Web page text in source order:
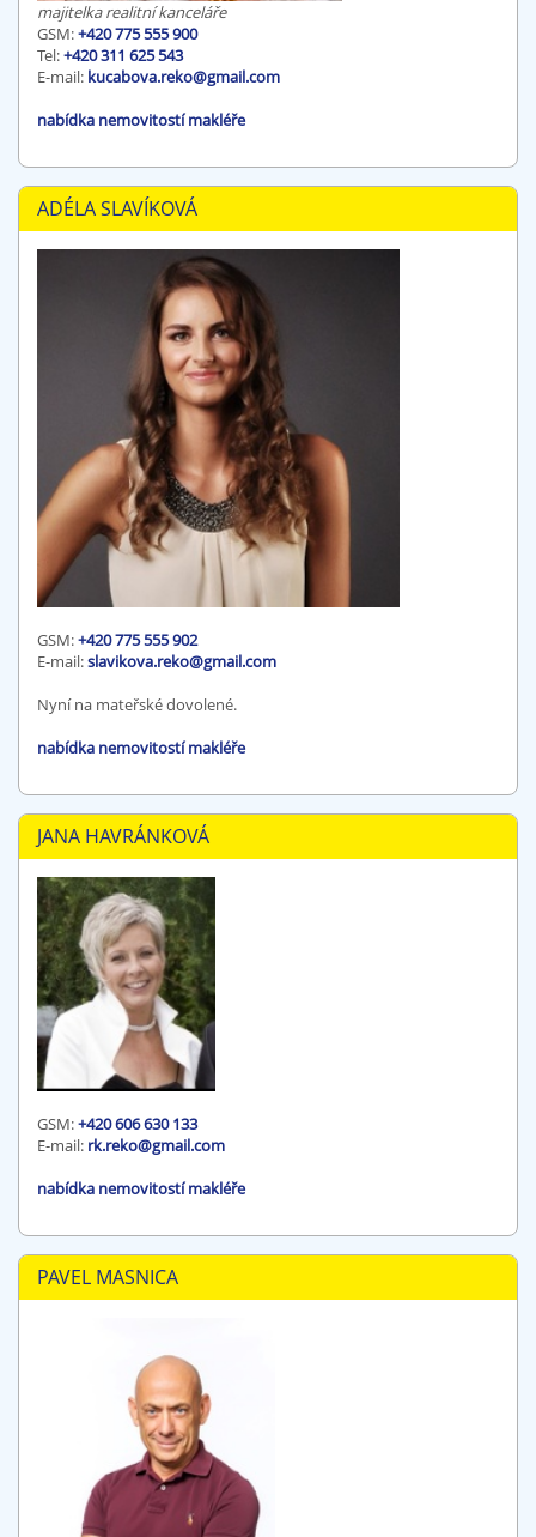
majitelka realitní kanceláře
GSM:+420 775 555 900
Tel:+420 311 625 543
E-mail: kucabova.reko@gmail.com
nabídka nemovitostí makléře
ADÉLA SLAVÍKOVÁ
GSM:+420 775 555 902
E-mail:slavikova.reko@gmail.com
Nyní na mateřské dovolené.
nabídka nemovitostí makléře
JANA HAVRÁNKOVÁ
GSM:+420 606 630 133
E-mail: rk.reko@gmail.com
nabídka nemovitostí makléře
PAVEL MASNICA